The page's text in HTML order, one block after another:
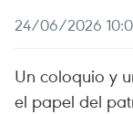
24/06/2026
Un coloquio y
el papel del